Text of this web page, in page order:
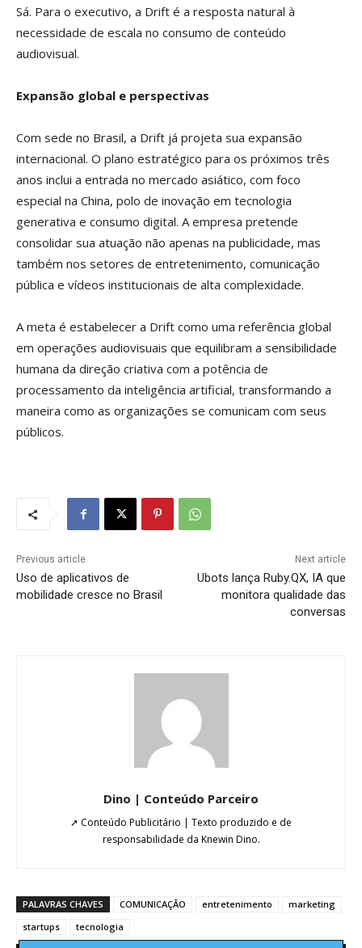
Sá. Para o executivo, a Drift é a resposta natural à
necessidade de escala no consumo de conteúdo
audiovisual.
Expansão global e perspectivas
Com sede no Brasil, a Drift já projeta sua expansão
internacional. O plano estratégico para os próximos três
anos inclui a entrada no mercado asiático, com foco
especial na China, polo de inovação em tecnologia
generativa e consumo digital. A empresa pretende
consolidar sua atuação não apenas na publicidade, mas
também nos setores de entretenimento, comunicação
pública e vídeos institucionais de alta complexidade.
A meta é estabelecer a Drift como uma referência global
em operações audiovisuais que equilibram a sensibilidade
humana da direção criativa com a potência de
processamento da inteligência artificial, transformando a
maneira como as organizações se comunicam com seus
públicos.
Previous article
Uso de aplicativos de
mobilidade cresce no Brasil
Next article
Ubots lança Ruby.QX, IA que
monitora qualidade das
conversas
Dino | Conteúdo Parceiro
➚ Conteúdo Publicitário | Texto produzido e de
responsabilidade da Knewin Dino.
PALAVRAS CHAVES COMUNICAÇÃO entretenimento
marketing
startups
tecnologia